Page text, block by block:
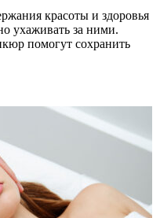
красоты и здоровья
ухаживать за ними.
помогут сохранить